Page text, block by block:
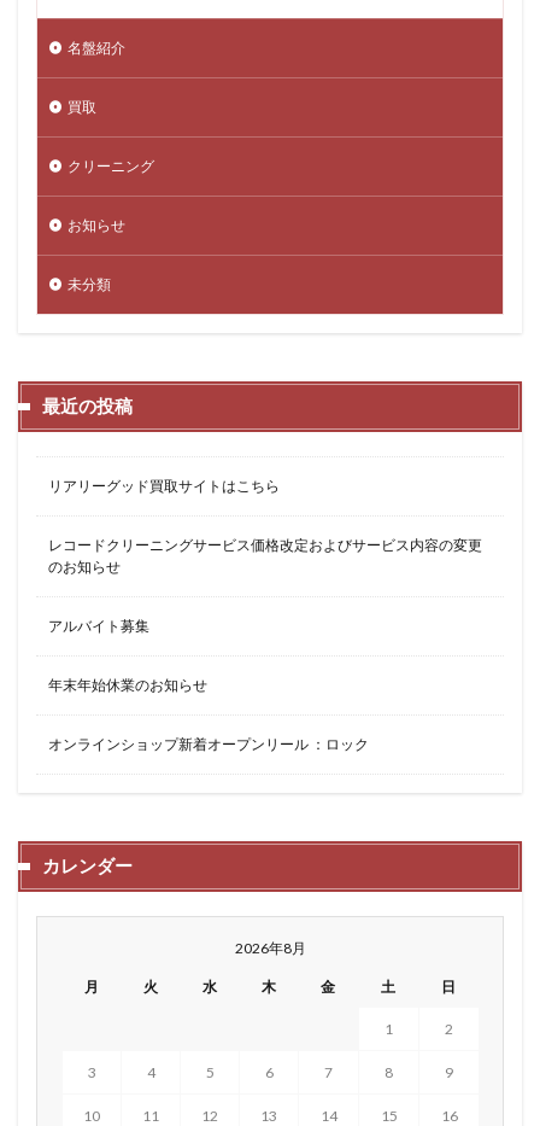
名盤紹介
買取
クリーニング
お知らせ
未分類
最近の投稿
リアリーグッド買取サイトはこちら
レコードクリーニングサービス価格改定およびサービス内容の変更
のお知らせ
アルバイト募集
年末年始休業のお知らせ
オンラインショップ新着オープンリール ：ロック
カレンダー
2026年8月
月 火 水 木 金 土 日
1 2
3 4 5 6 7 8 9
10 11 12 13 14 15 16